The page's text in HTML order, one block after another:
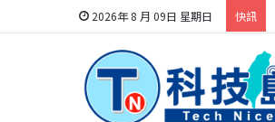
2026年 8 月 09日 星期日 快訊